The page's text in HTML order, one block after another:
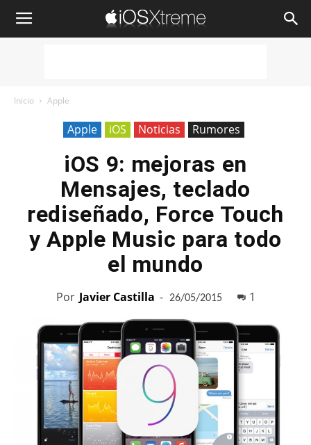
iOSXtreme
Inicio Apple
Apple iOS Noticias Rumores
iOS 9: mejoras en
Mensajes, teclado
rediseñado, Force Touch
y Apple Music para todo
el mundo
Por Javier Castilla - 26/05/2015 1